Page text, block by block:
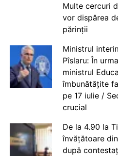
Multe cercuri
vor dispărea
părinții
Ministrul
Pîslaru: În
ministrul
îmbunătățite
pe 17 iulie /
crucial
De la 4.90 la
învățătoare
după